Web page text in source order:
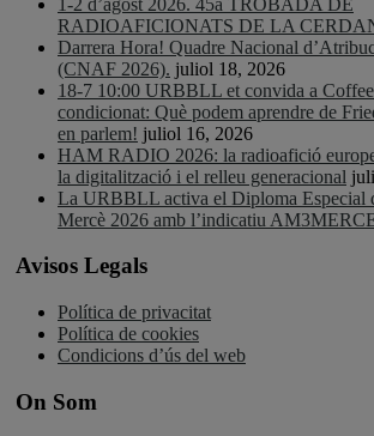
RADIOAFICIONATS DE LA
Darrera Hora! Quadre Nacional
(CNAF 2026). juliol 18, 2026
18-7 10:00 URBBLL et convida a
condicionat: Què podem aprendre de
en parlem! juliol 16, 2026
HAM RADIO 2026: la radioafició
la digitalització i el relleu generacional
La URBBLL activa el Diploma Especial
Mercè 2026 amb l’indicatiu
Avisos Legals
Política de privacitat
Política de cookies
Condicions d’ús del web
On Som